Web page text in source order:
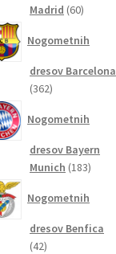
Madrid 6060
Nogometnih
dresov Barcelona
362362
Nogometnih
dresov Bayern
Munich 183183
Nogometnih
dresov Benfica
4242